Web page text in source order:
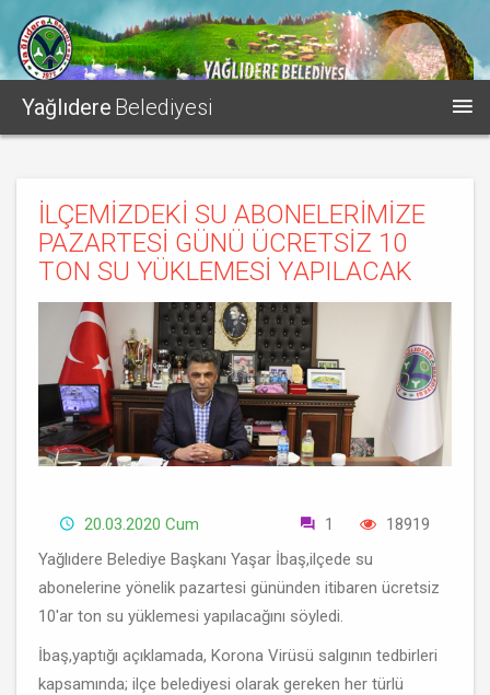
Yağlıdere Belediyesi
İLÇEMİZDEKİ SU ABONELERİMİZE
PAZARTESİ GÜNÜ ÜCRETSİZ 10
TON SU YÜKLEMESİ YAPILACAK
20.03.2020 Cum 1
18919
Yağlıdere Belediye Başkanı Yaşar İbaş,ilçede su
abonelerine yönelik pazartesi gününden itibaren ücretsiz
10'ar ton su yüklemesi yapılacağını söyledi.
İbaş,yaptığı açıklamada, Korona Virüsü salgının tedbirleri
kapsamında; ilçe belediyesi olarak gereken her türlü